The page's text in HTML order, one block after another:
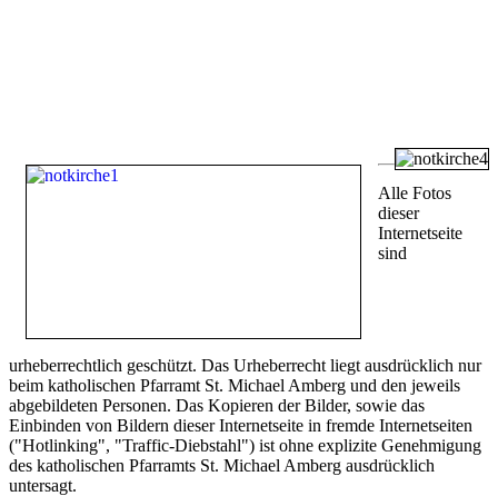
Alle Fotos
dieser
Internetseite
sind
urheberrechtlich geschützt. Das Urheberrecht liegt ausdrücklich nur
beim katholischen Pfarramt St. Michael Amberg und den jeweils
abgebildeten Personen. Das Kopieren der Bilder, sowie das
Einbinden von Bildern dieser Internetseite in fremde Internetseiten
("Hotlinking", "Traffic-Diebstahl") ist ohne explizite Genehmigung
des katholischen Pfarramts St. Michael Amberg ausdrücklich
untersagt.